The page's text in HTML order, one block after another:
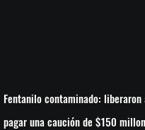
Fentanilo contaminado:
pagar una caución de $150